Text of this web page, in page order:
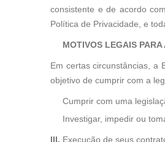
consistente e de acordo
Política de Privacidade, e
MOTIVOS LEGAIS
Em certas circunstâncias, a
objetivo de cumprir com a
Cumprir com uma
Investigar, impedir ou
III. Execução de seus